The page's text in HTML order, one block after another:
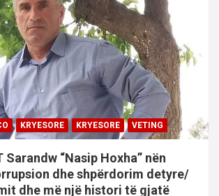
KRYESORE KRYESORE VETING
“Nasip Hoxha” nën
dhe shpërdorim detyre/
dhe më një histori të gjatë